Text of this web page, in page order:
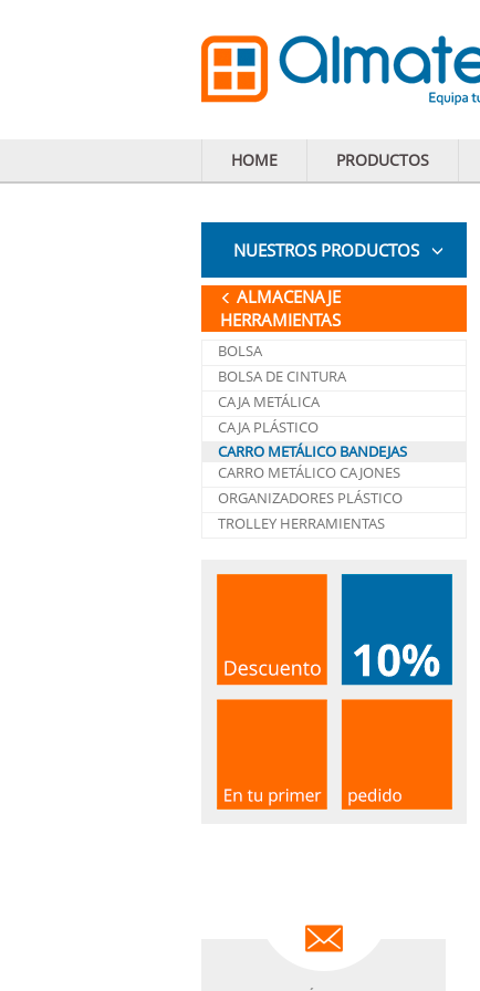
HOME PRODUCTOS
NUESTROS PRODUCTOS
ALMACENAJE
HERRAMIENTAS
BOLSA
BOLSA DE CINTURA
CAJA METÁLICA
CAJA PLÁSTICO
CARRO METÁLICO BANDEJAS
CARRO METÁLICO CAJONES
ORGANIZADORES PLÁSTICO
TROLLEY HERRAMIENTAS